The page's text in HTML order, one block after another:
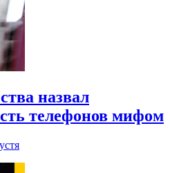
назвал
телефонов мифом